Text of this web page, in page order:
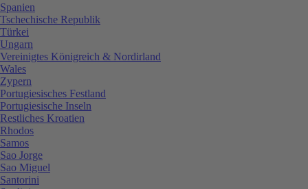
Spanien
Tschechische Republik
Türkei
Ungarn
Vereinigtes Königreich & Nordirland
Wales
Zypern
Portugiesisches Festland
Portugiesische Inseln
Restliches Kroatien
Rhodos
Samos
Sao Jorge
Sao Miguel
Santorini